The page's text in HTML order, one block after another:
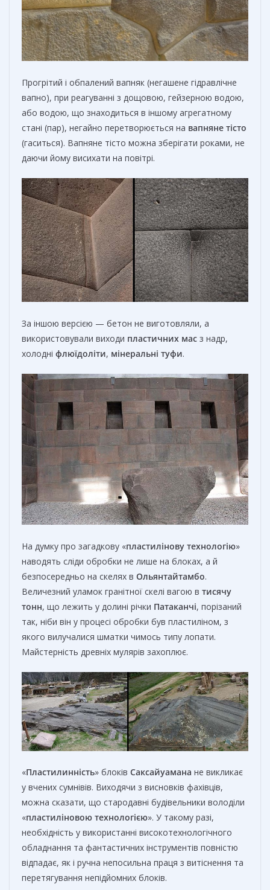
Прогрітий і обпалений вапняк (негашене гідравлічне
вапно), при реагуванні з дощовою, гейзерною водою,
або водою, що знаходиться в іншому агрегатному
стані (пар), негайно перетворюється на вапняне тісто
(гаситься). Вапняне тісто можна зберігати роками, не
даючи йому висихати на повітрі.
За іншою версією — бетон не виготовляли, а
використовували виходи пластичних мас з надр,
холодні флюїдоліти, мінеральні туфи.
На думку про загадкову «пластилінову технологію»
наводять сліди обробки не лише на блоках, а й
безпосередньо на скелях в Ольянтайтамбо.
Величезний уламок гранітної скелі вагою в тисячу
тонн, що лежить у долині річки Патаканчі, порізаний
так, ніби він у процесі обробки був пластиліном, з
якого вилучалися шматки чимось типу лопати.
Майстерність древніх мулярів захоплює.
«Пластилинність» блоків Саксайуамана не викликає
у вчених сумнівів. Виходячи з висновків фахівців,
можна сказати, що стародавні будівельники володіли
«пластиліновою технологією». У такому разі,
необхідність у використанні високотехнологічного
обладнання та фантастичних інструментів повністю
відпадає, як і ручна непосильна праця з витіснення та
перетягування непідйомних блоків.